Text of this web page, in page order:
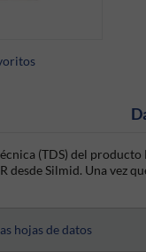
(TDS) del producto
desde Silmid. Una vez
hojas de datos